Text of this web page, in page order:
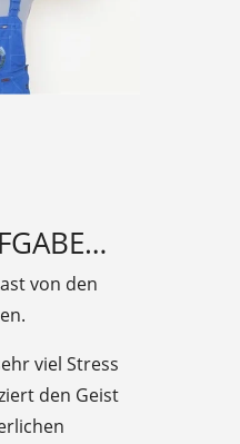
von den
viel Stress
den Geist